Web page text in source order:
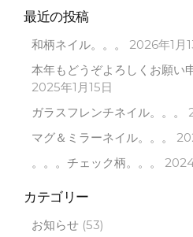
最近の投稿
和柄ネイル。。。
2026年1月
本年もどうぞよろしくお願い
2025年1月15日
ガラスフレンチネイル。。。
マグ＆ミラーネイル。。。
。。。チェック柄。。。
カテゴリー
お知らせ (53)